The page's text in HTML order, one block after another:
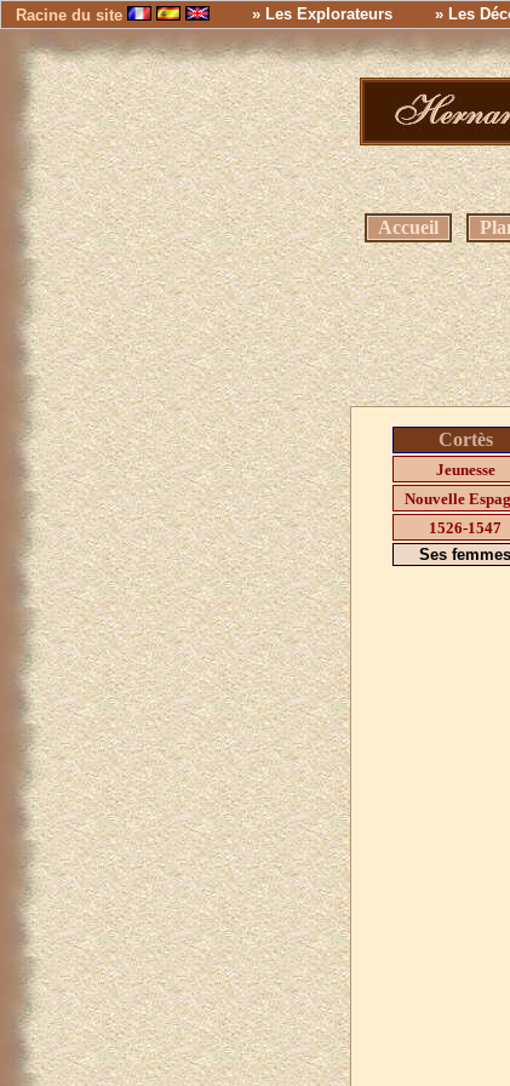
Racine du site » Les Explorateurs » Les
Accueil
Cortès
Jeunesse
Nouvelle
1526-1547
Ses